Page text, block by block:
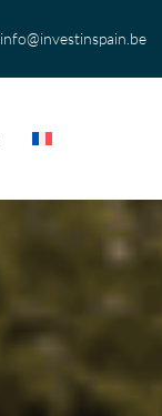
info@investinspain.be